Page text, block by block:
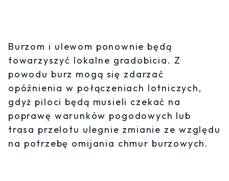
Burzom i ulewom ponownie będą
towarzyszyć lokalne gradobicia. Z
powodu burz mogą się zdarzać
opóźnienia w połączeniach lotniczych,
gdyż piloci będą musieli czekać na
poprawę warunków pogodowych lub
trasa przelotu ulegnie zmianie ze względu
na potrzebę omijania chmur burzowych.